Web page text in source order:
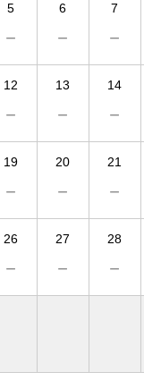
5
－
6
－
7
－
12
－
13
－
14
－
19
－
20
－
21
－
26
－
27
－
28
－